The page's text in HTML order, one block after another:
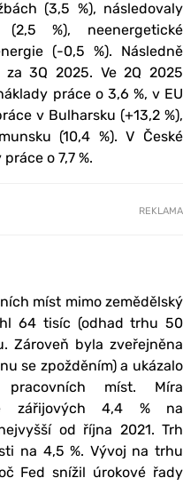
(3,5 %), následovaly
%), neenergetické
(-0,5 %). Následně
3Q 2025. Ve 2Q 2025
práce o 3,6 %, v EU
v Bulharsku (+13,2 %),
(10,4 %). V České
o 7,7 %.
REKLAMA
míst mimo zemědělský
64 tisíc (odhad trhu 50
Zároveň byla zveřejněna
se zpožděním) a ukázalo
míst. Míra
zářijových 4,4 % na
od října 2021. Trh
na 4,5 %. Vývoj na trhu
Fed snížil úrokové řady